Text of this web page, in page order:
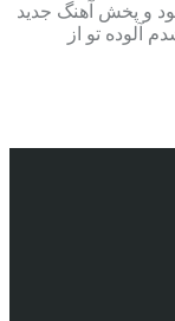
و پخش آهنگ جدید
آلوده تو از